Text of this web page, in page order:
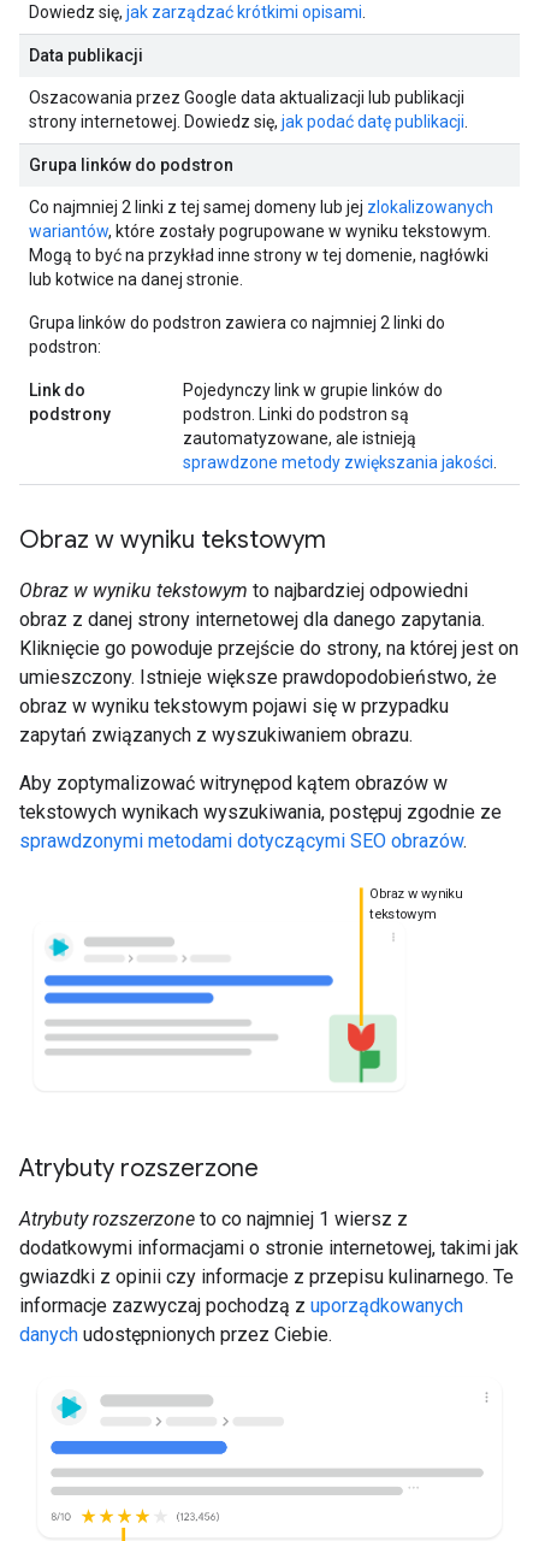
Dowiedz się, jak zarządzać krótkimi opisami.
Data publikacji
Oszacowania przez Google data aktualizacji lub publikacji
strony internetowej. Dowiedz się, jak podać datę publikacji.
Grupa linków do podstron
Co najmniej 2 linki z tej samej domeny lub jej zlokalizowanych
wariantów, które zostały pogrupowane w wyniku tekstowym.
Mogą to być na przykład inne strony w tej domenie, nagłówki
lub kotwice na danej stronie.
Grupa linków do podstron zawiera co najmniej 2 linki do
podstron:
Link do
podstrony
Pojedynczy link w grupie linków do
podstron. Linki do podstron są
zautomatyzowane, ale istnieją
sprawdzone metody zwiększania jakości.
Obraz w wyniku tekstowym
Obraz w wyniku tekstowym to najbardziej odpowiedni
obraz z danej strony internetowej dla danego zapytania.
Kliknięcie go powoduje przejście do strony, na której jest on
umieszczony. Istnieje większe prawdopodobieństwo, że
obraz w wyniku tekstowym pojawi się w przypadku
zapytań związanych z wyszukiwaniem obrazu.
Aby zoptymalizować witrynępod kątem obrazów w
tekstowych wynikach wyszukiwania, postępuj zgodnie ze
sprawdzonymi metodami dotyczącymi SEO obrazów.
Obraz w wyniku
tekstowym
Atrybuty rozszerzone
Atrybuty rozszerzone to co najmniej 1 wiersz z
dodatkowymi informacjami o stronie internetowej, takimi jak
gwiazdki z opinii czy informacje z przepisu kulinarnego. Te
informacje zazwyczaj pochodzą z uporządkowanych
danych udostępnionych przez Ciebie.